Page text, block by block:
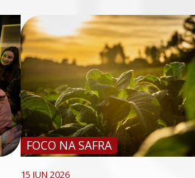
FOCO NA SAFRA
15 JUN 2026